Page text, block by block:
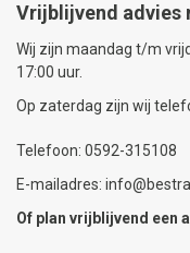
Vrijblijvend advies
Wij zijn maandag t/m
17:00 uur.
Op zaterdag zijn wij
Telefoon: 0592-315108
E-mailadres:
Of plan vrijblijvend een